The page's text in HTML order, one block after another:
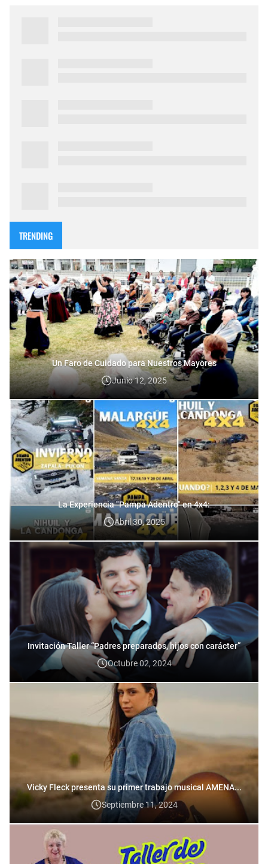
TRENDING
Un Faro de Cuidado para Nuestros Mayores
Junio 12, 2025
La Experiencia "Pampa Adentro" en 4x4:
Abril 30, 2025
Invitación Taller “Padres preparados, hijos con carácter”
Octubre 02, 2024
Vicky Fleck presenta su primer trabajo musical AMENA...
Septiembre 11, 2024